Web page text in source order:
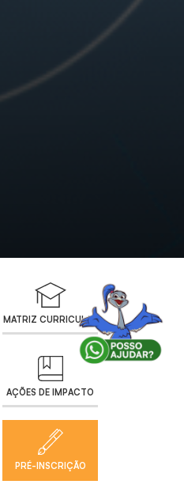
MATRIZ CURRICULAR
AÇÕES DE IMPACTO
PRÉ-INSCRIÇÃO